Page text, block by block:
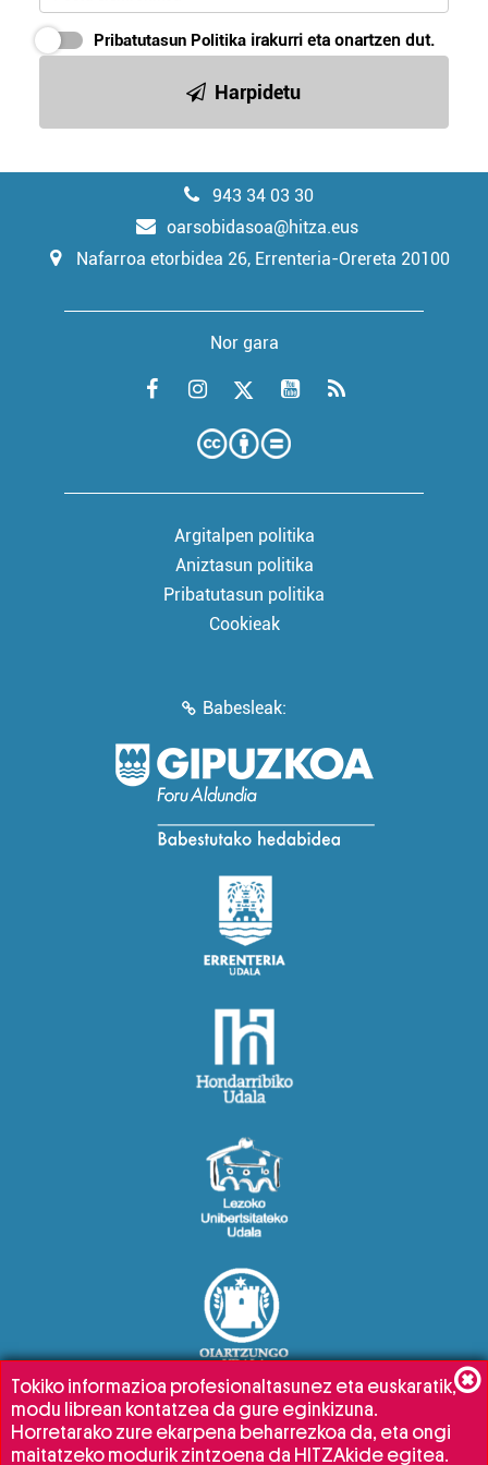
Pribatutasun Politika irakurri eta onartzen dut.
Harpidetu
943 34 03 30
oarsobidasoa@hitza.eus
Nafarroa etorbidea 26, Errenteria-Orereta 20100
Nor gara
Argitalpen politika
Aniztasun politika
Pribatutasun politika
Cookieak
Babesleak:
Tokiko informazioa profesionaltasunez eta euskaratik,
modu librean kontatzea da gure eginkizuna.
Horretarako zure ekarpena beharrezkoa da, eta ongi
maitatzeko modurik zintzoena da HITZAkide egitea.